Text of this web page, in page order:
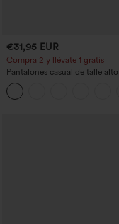
€31,95 EUR
Compra 2 y llévate 1 gratis
Pantalones casual de talle
cordón, pernera ancha, en
lino y con bolsillos